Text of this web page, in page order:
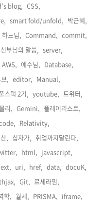
blog, CSS,
smart fold/unfold, 박근혜,
하느님, Command, commit,
부님의 말씀, server,
AWS, 예수님, Database,
, editor, Manual,
스택 2기, youtube, 트위터,
물리, Gemini, 플레이리스트,
Relativity,
, 십자가, 취업까지달린다,
html, javascript,
uri, href, data, docuK,
Git, 르세라핌,
학, 월세, PRISMA, iframe,